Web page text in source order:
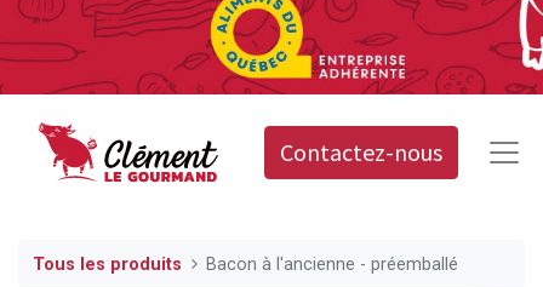
Contactez-nous
Tous les produits Bacon à l'ancienne - préemballé